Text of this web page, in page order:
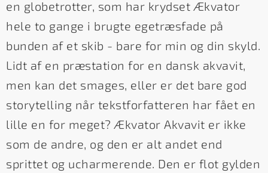
en globetrotter, som har krydset Ækvator
hele to gange i brugte egetræsfade på
bunden af et skib - bare for min og din skyld.
Lidt af en præstation for en dansk akvavit,
men kan det smages, eller er det bare god
storytelling når tekstforfatteren har fået en
lille en for meget? Ækvator Akvavit er ikke
som de andre, og den er alt andet end
sprittet og ucharmerende. Den er flot gylden